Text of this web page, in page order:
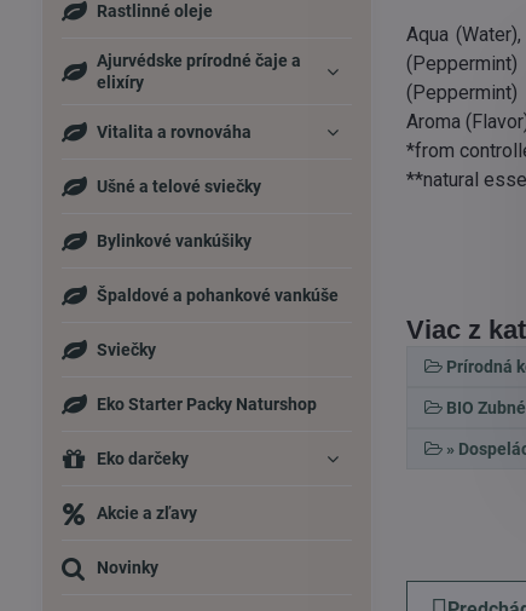
Aqua
Aroma
*from
**natural
Viac z
Prírodná
BIO
»
Rastlinné oleje
Ajurvédske prírodné čaje a
elixíry
Vitalita a rovnováha
Ušné a telové sviečky
Bylinkové vankúšiky
Špaldové a pohankové vankúše
Sviečky
Eko Starter Packy Naturshop
Eko darčeky
Akcie a zľavy
Novinky